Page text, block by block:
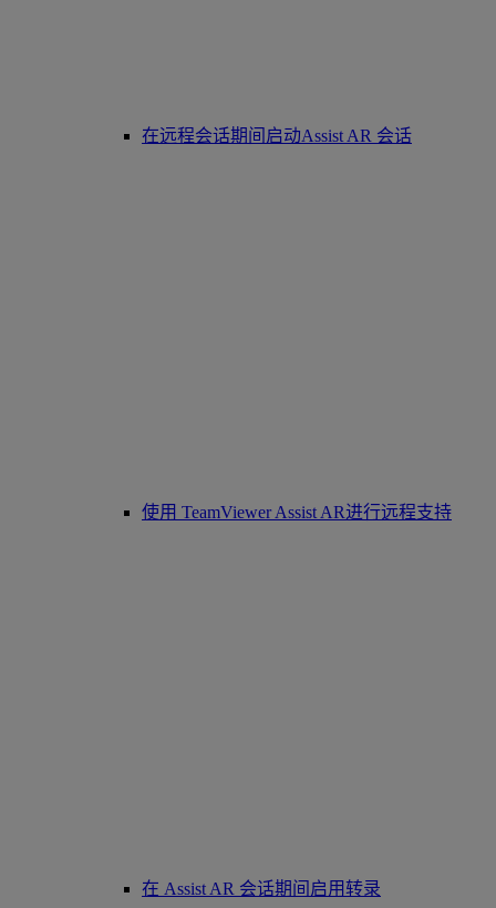
在远程会话期间启动Assist AR 会话
使用 TeamViewer Assist AR进行远程支持
在 Assist AR 会话期间启用转录